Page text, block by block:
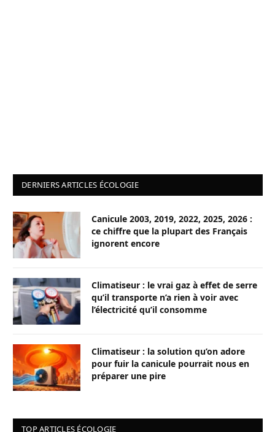
DERNIERS ARTICLES ÉCOLOGIE
Canicule 2003, 2019, 2022, 2025, 2026 :
ce chiffre que la plupart des Français
ignorent encore
Climatiseur : le vrai gaz à effet de serre
qu’il transporte n’a rien à voir avec
l’électricité qu’il consomme
Climatiseur : la solution qu’on adore
pour fuir la canicule pourrait nous en
préparer une pire
TOP ARTICLES ÉCOLOGIE